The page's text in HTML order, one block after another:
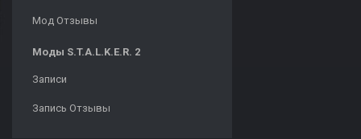
Мод Отзывы
Моды S.T.A.L.K.E.R. 2
Записи
Запись Отзывы